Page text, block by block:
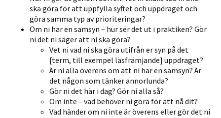
ska göra för att uppfylla syftet och uppdraget och
göra samma typ av prioriteringar?
Om ni har en samsyn – hur ser det ut i praktiken? Gör
ni det ni säger att ni ska göra?
Vet ni vad ni ska göra utifrån er syn på det
[term, till exempel läsfrämjande] uppdraget?
Är ni alla överens om att ni har en samsyn? Är
det någon som tänker annorlunda?
Gör ni det här i dag? Gör ni alla så?
Om inte – vad behöver ni göra för att nå dit?
Vad händer om ni inte är överens eller gör det ni